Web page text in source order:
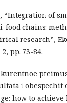
“Integration of
food chains:
research”,
pp. 73-84.
i obespechit
how to